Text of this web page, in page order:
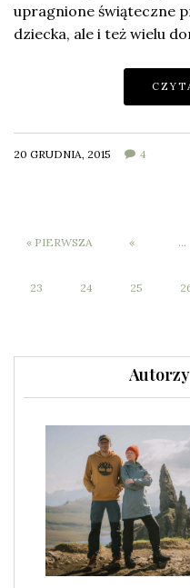
upragnione świąteczne
dziecka, ale i też wielu
20 GRUDNIA, 2015 4
« PIERWSZA « ...
23 24 25
Autorzy